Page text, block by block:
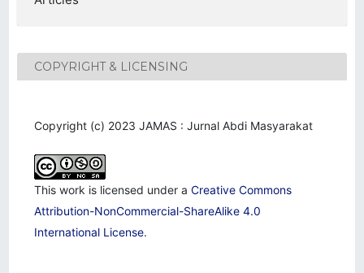
COPYRIGHT & LICENSING
Copyright (c) 2023 JAMAS : Jurnal Abdi Masyarakat
This work is licensed under aCreative Commons
Attribution-NonCommercial-ShareAlike 4.0
International License.